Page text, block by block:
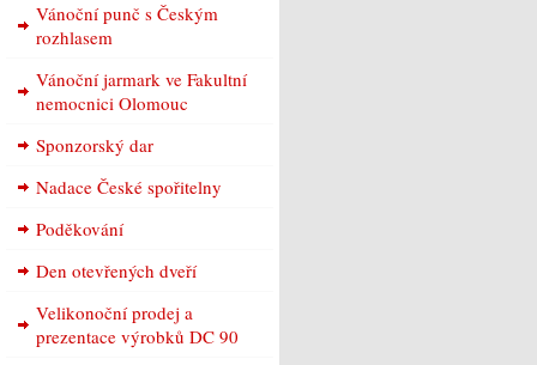
Vánoční punč s Českým
rozhlasem
Vánoční jarmark ve Fakultní
nemocnici Olomouc
Sponzorský dar
Nadace České spořitelny
Poděkování
Den otevřených dveří
Velikonoční prodej a
prezentace výrobků DC 90